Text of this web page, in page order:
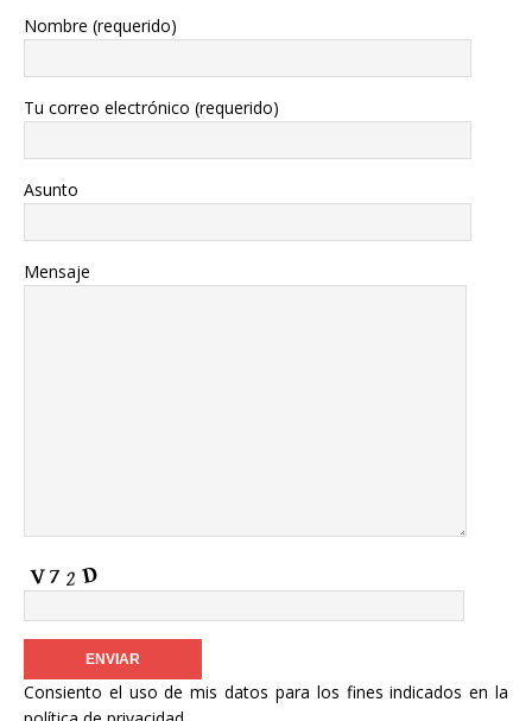
Nombre (requerido)
Tu correo electrónico (requerido)
Asunto
Mensaje
Consiento el uso de mis datos para los fines indicados en la